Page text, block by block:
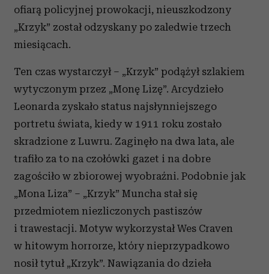
ofiarą policyjnej prowokacji, nieuszkodzony
„Krzyk” został odzyskany po zaledwie trzech
miesiącach.
Ten czas wystarczył – „Krzyk” podążył szlakiem
wytyczonym przez „Monę Lizę”. Arcydzieło
Leonarda zyskało status najsłynniejszego
portretu świata, kiedy w 1911 roku zostało
skradzione z Luwru. Zaginęło na dwa lata, ale
trafiło za to na czołówki gazet i na dobre
zagościło w zbiorowej wyobraźni. Podobnie jak
„Mona Liza” – „Krzyk” Muncha stał się
przedmiotem niezliczonych pastiszów
i trawestacji. Motyw wykorzystał Wes Craven
w hitowym horrorze, który nieprzypadkowo
nosił tytuł „Krzyk”. Nawiązania do dzieła